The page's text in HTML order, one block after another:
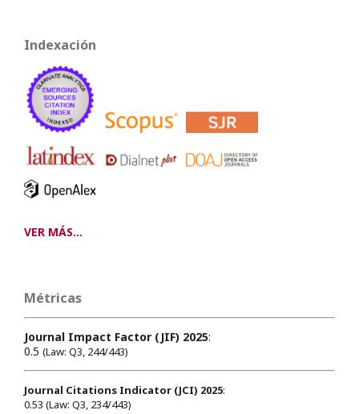
Indexación
VER MÁS...
Métricas
Journal Impact Factor (JIF) 2025:
0.5 (Law: Q3, 244/443)
Journal Citations Indicator (JCI) 2025:
0.53 (Law: Q3, 234/443)